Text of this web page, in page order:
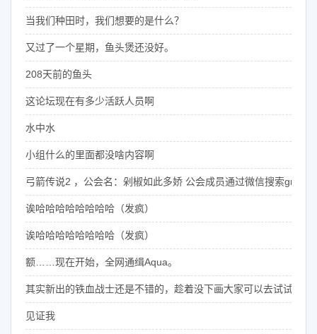
当我们种田时，我们想要的是什么？
又过了一个星期，鱼头煲还没好。
208天前的鱼头
这论坛现在有多少活跃人员啊
水中水
小组什么的里面都没啥内容啊
弓箭传说2 ，公会名：剁椒如此多娇 公会成员通过微信搜索
诶哈哈哈哈哈哈哈哈（发疯）
诶哈哈哈哈哈哈哈哈（发疯）
额……现在开始，全网通缉Aqua。
其实新出的铁血战士还是不错的，趁着没下画大家可以去试试
见证我